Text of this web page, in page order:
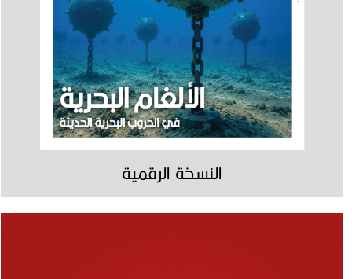
النسخة الرقمية